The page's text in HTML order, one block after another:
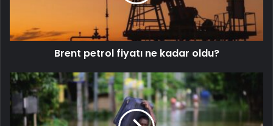
Brent petrol fiyatı ne kadar oldu?